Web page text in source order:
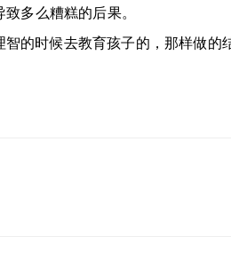
多么糟糕的后果。
的时候去教育孩子的，那样做的